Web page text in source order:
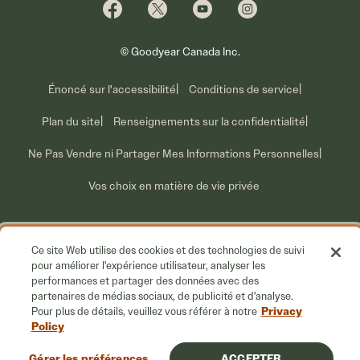
Information sur les rappels volontaires
Qui nous sommes
© Goodyear Canada Inc.
Énoncé sur l'accessibilité Conditions de service
Plan du site Renseignements sur la confidentialité
Ne Pas Vendre ni Partager Mes Informations Personnelles
Vos choix en matière de vie privée
Ce site Web utilise des cookies et des technologies de suivi
pour améliorer l'expérience utilisateur, analyser les
performances et partager des données avec des
partenaires de médias sociaux, de publicité et d'analyse.
Pour plus de détails, veuillez vous référer à notre Privacy
Policy